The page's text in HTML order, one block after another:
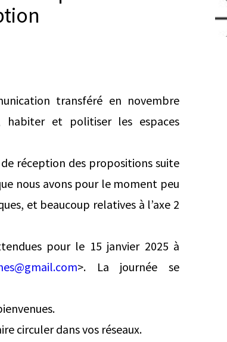
transféré en novembre
habiter et politiser les espaces
réception des propositions suite
nous avons pour le moment peu
et beaucoup relatives à l’axe 2
pour le 15 janvier 2025 à
>. La journée se
circuler dans vos réseaux.